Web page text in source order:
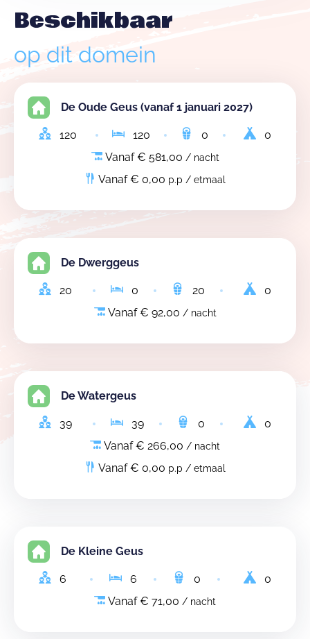
Beschikbaar
op dit domein
De Oude Geus (vanaf 1 januari 2027)
120 120 0
0
Vanaf € 581,00 / nacht
Vanaf € 0,00 p.p / etmaal
De Dwerggeus
20 0 20
0
Vanaf € 92,00 / nacht
De Watergeus
39 39 0
0
Vanaf € 266,00 / nacht
Vanaf € 0,00 p.p / etmaal
De Kleine Geus
6 6 0
0
Vanaf € 71,00 / nacht